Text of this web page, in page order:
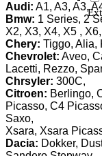
Audi: A1, A3, A3,
Bmw: 1 Series, 2
X2, X3, X4, X5 ,
Chery: Tiggo, Alia,
Chevrolet: Aveo,
Lacetti, Rezzo,
Chrsyler: 300C,
Citroen: Berlingo,
Picasso, C4
Saxo,
Xsara, Xsara
Dacia: Dokker,